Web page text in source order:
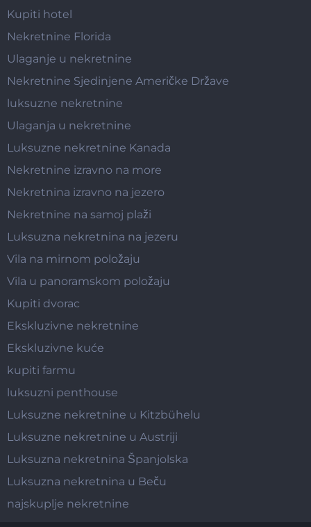
Kupiti hotel
Nekretnine Florida
Ulaganje u nekretnine
Nekretnine Sjedinjene Američke Države
luksuzne nekretnine
Ulaganja u nekretnine
Luksuzne nekretnine Kanada
Nekretnine izravno na more
Nekretnina izravno na jezero
Nekretnine na samoj plaži
Luksuzna nekretnina na jezeru
Vila na mirnom položaju
Vila u panoramskom položaju
Kupiti dvorac
Ekskluzivne nekretnine
Ekskluzivne kuće
kupiti farmu
luksuzni penthouse
Luksuzne nekretnine u Kitzbühelu
Luksuzne nekretnine u Austriji
Luksuzna nekretnina Španjolska
Luksuzna nekretnina u Beču
najskuplje nekretnine